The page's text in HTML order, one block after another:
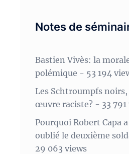
Notes de
Bastien Vivès: la
polémique - 53 194
Les Schtroumpfs noirs,
œuvre raciste?- 33 791
Pourquoi Robert Capa a
oublié le deuxième
29 063 views